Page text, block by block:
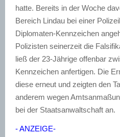
hatte. Bereits in der Woche
Bereich Lindau bei einer
Diplomaten-Kennzeichen
Polizisten seinerzeit die
ließ der 23-Jährige offenbar
Kennzeichen anfertigen. Die
diese erneut und zeigten den
anderem wegen
bei der Staatsanwaltschaft an.
- ANZEIGE-